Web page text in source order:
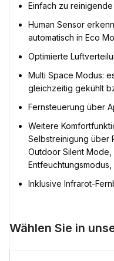
Einfach zu
Human Sensor
automatisch in Eco
Optimierte
Multi Space Modus:
gleichzeitig gekühlt
Fernsteuerung über
Weitere
Selbstreinigung über
Outdoor Silent Mode,
Entfeuchtungsmodus,
Inklusive Infrarot-
Wählen Sie in